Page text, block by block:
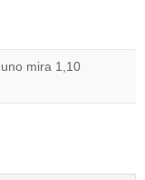
mira 1,10